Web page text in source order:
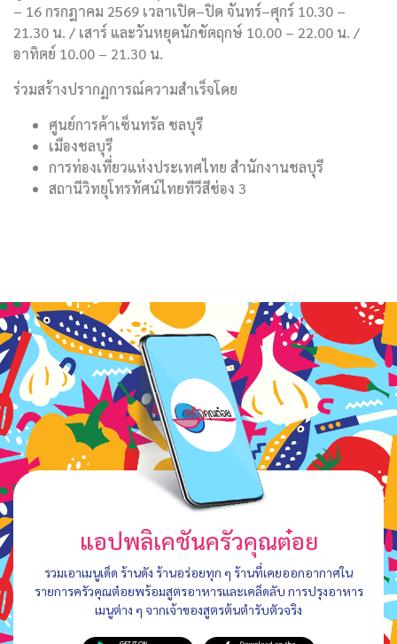
– 16กรกฎาคม 2569 เวลาเปิด–ปิด จันทร์–ศุกร์ 10.30 –
21.30 น. / เสาร์ และวันหยุดนักขัตฤกษ์ 10.00 – 22.00 น. /
อาทิตย์ 10.00 – 21.30 น.
ร่วมสร้างปรากฏการณ์ความสำเร็จโดย
ศูนย์การค้าเซ็นทรัล ชลบุรี
เมืองชลบุรี
การท่องเที่ยวแห่งประเทศไทย สำนักงานชลบุรี
สถานีวิทยุโทรทัศน์ไทยทีวีสีช่อง 3
แอปพลิเคชันครัวคุณต๋อย
รวมเอาเมนูเด็ด ร้านดัง ร้านอร่อยทุก ๆ ร้านที่เคยออกอากาศใน
รายการครัวคุณต๋อยพร้อมสูตรอาหารและเคล็ดลับ การปรุงอาหาร
เมนูต่าง ๆ จากเจ้าของสูตรต้นตำรับตัวจริง